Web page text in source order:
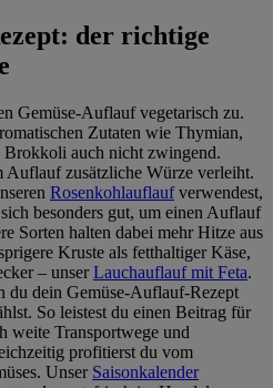
der richtige
Gemüse-Auflauf vegetarisch zu.
Zutaten wie Thymian,
auch nicht zwingend.
Auflauf zusätzliche Würze verleiht.
Rosenkohlauflaufverwendest,
besonders gut, um einen Auflauf
Sorten halten dabei mehr Hitze aus
Kruste als fetthaltiger Käse,
– unserLauchauflauf mit Feta.
du dein Gemüse-Auflauf-Rezept
So leistest du einen Beitrag für
weite Transportwege und
profitierst du vom
Unser Saisonkalender